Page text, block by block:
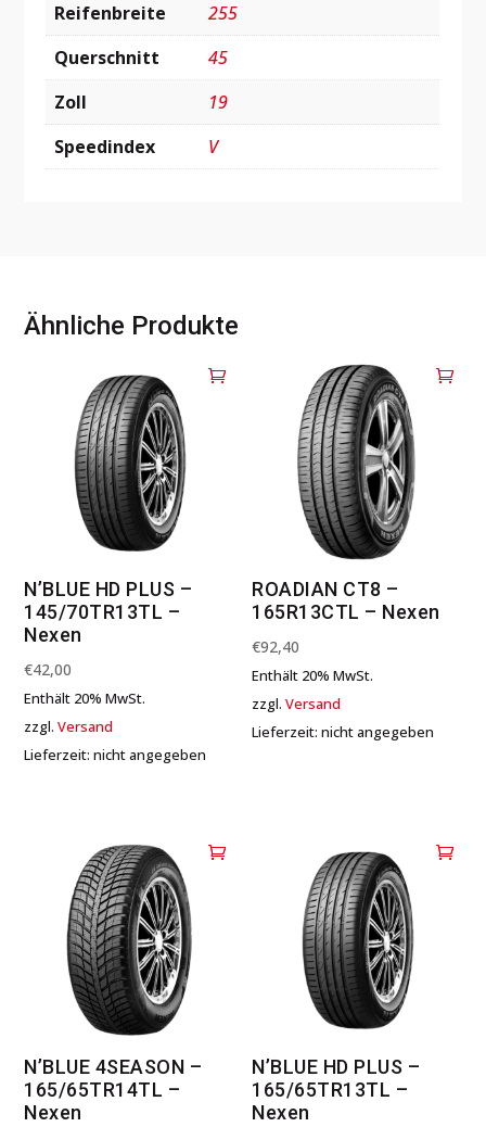
Reifenbreite
255
Querschnitt
45
Zoll
19
Speedindex
V
Ähnliche Produkte
N’BLUE HD PLUS –
145/70TR13TL –
Nexen
€42,00
Enthält 20% MwSt.
zzgl.Versand
Lieferzeit: nicht angegeben
ROADIAN CT8 –
165R13CTL – Nexen
€92,40
Enthält 20% MwSt.
zzgl.Versand
Lieferzeit: nicht angegeben
N’BLUE 4SEASON –
165/65TR14TL –
Nexen
N’BLUE HD PLUS –
165/65TR13TL –
Nexen